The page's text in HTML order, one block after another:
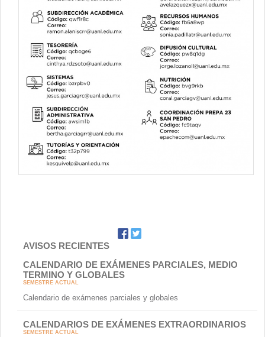
AVISOS RECIENTES
CALENDARIO DE EXÁMENES PARCIALES, MEDIO
TERMINO Y GLOBALES
SEMESTRE ACTUAL
Calendario de exámenes parciales y globales
CALENDARIOS DE EXÁMENES EXTRAORDINARIOS
SEMESTRE ACTUAL